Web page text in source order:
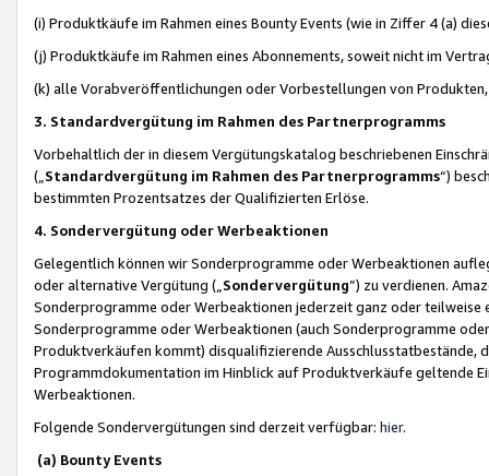
(i) Produktkäufe im Rahmen eines Bounty Events (wie in Ziffer 4 (a)
(j) Produktkäufe im Rahmen eines Abonnements, soweit nicht im
(k) alle Vorabveröffentlichungen oder Vorbestellungen von
3. Standardvergütung im Rahmen des Partnerprogramms
Vorbehaltlich der in diesem Vergütungskatalog beschriebenen
(„ Standardvergütung im Rahmen des Partnerprogramms“)
bestimmten Prozentsatzes der Qualifizierten Erlöse.
4. Sondervergütung oder Werbeaktionen
Gelegentlich können wir Sonderprogramme oder Werbeaktionen
oder alternative Vergütung („ Sondervergütung”) zu verdienen.
Sonderprogramme oder Werbeaktionen jederzeit ganz oder
Sonderprogramme oder Werbeaktionen (auch Sonderprogramme
Produktverkäufen kommt) disqualifizierende Ausschlusstatbestände,
Programmdokumentation im Hinblick auf Produktverkäufe geltende
Werbeaktionen.
Folgende Sondervergütungen sind derzeit verfügbar: hier.
(a) Bounty Events